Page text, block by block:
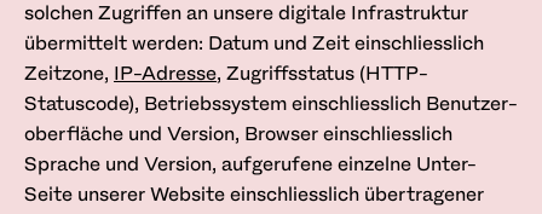
solchen Zugriffen an unsere digitale Infrastruktur
übermittelt werden: Datum und Zeit einschliesslich
Zeitzone,
IP-Adresse, Zugriffsstatus (HTTP-
Statuscode), Betriebs­system einschliesslich Benutzer­
oberfläche und Version, Browser einschliesslich
Sprache und Version, aufgerufene einzelne Unter-
Seite unserer Website einschliesslich übertragener